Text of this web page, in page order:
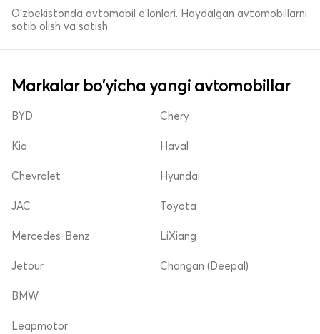
O'zbekistonda avtomobil e’lonlari. Haydalgan avtomobillarni
sotib olish va sotish
Markalar bo'yicha yangi avtomobillar
BYD
Kia
Chevrolet
Chery
Haval
Hyundai
JAC
Mercedes-Benz
Jetour
Toyota
LiXiang
Changan (Deepal)
BMW
Leapmotor